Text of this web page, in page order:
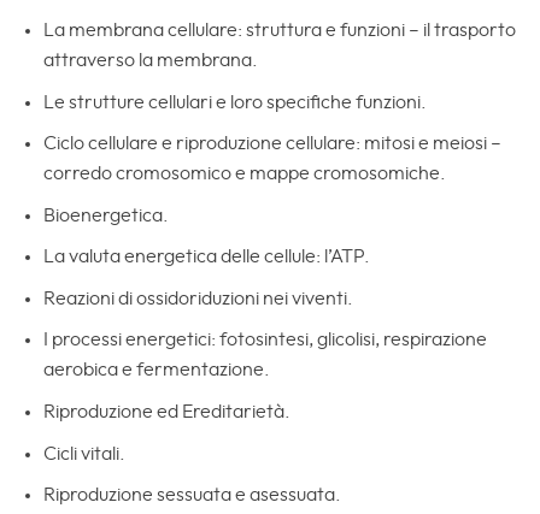
La membrana cellulare: struttura e funzioni – il trasporto
attraverso la membrana.
Le strutture cellulari e loro specifiche funzioni.
Ciclo cellulare e riproduzione cellulare: mitosi e meiosi –
corredo cromosomico e mappe cromosomiche.
Bioenergetica.
La valuta energetica delle cellule: l’ATP.
Reazioni di ossidoriduzioni nei viventi.
I processi energetici: fotosintesi, glicolisi, respirazione
aerobica e fermentazione.
Riproduzione ed Ereditarietà.
Cicli vitali.
Riproduzione sessuata e asessuata.